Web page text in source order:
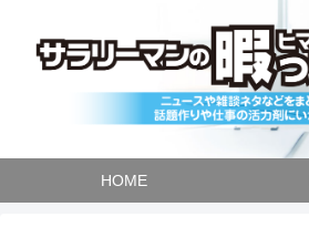
HOME